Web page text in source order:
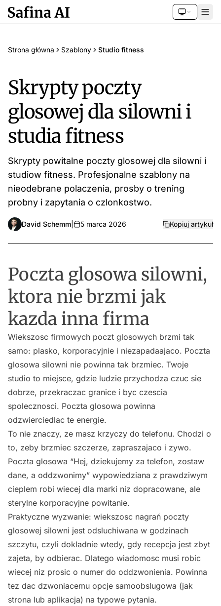
Strona główna Szablony Studio fitness
Skrypty poczty
glosowej dla silowni i
studia fitness
Skrypty powitalne poczty glosowej dla silowni i
studiow fitness. Profesjonalne szablony na
nieodebrane polaczenia, prosby o trening
probny i zapytania o czlonkostwo.
David Schemm 5 marca 2026 Kopiuj artykuł
Poczta glosowa silowni,
ktora nie brzmi jak
kazda inna firma
Wiekszosc firmowych poczt glosowych brzmi tak
samo: plasko, korporacyjnie i niezapadaajaco. Poczta
glosowa silowni nie powinna tak brzmiec. Twoje
studio to miejsce, gdzie ludzie przychodza czuc sie
dobrze, przekraczac granice i byc czescia
spolecznosci. Poczta glosowa powinna
odzwierciedlac te energie.
To nie znaczy, ze masz krzyczy do telefonu. Chodzi o
to, zeby brzmiec szczerze, zapraszajaco i zywo.
Poczta glosowa “Hej, dziekujemy za telefon, zostaw
dane, a oddzwonimy” wypowiedziana z prawdziwym
cieplem robi wiecej dla marki niz dopracowane, ale
sterylne korporacyjne powitanie.
Praktyczne wyzwanie: wiekszosc nagrań poczty
glosowej silowni jest odsluchiwana w godzinach
szczytu, czyli dokladnie wtedy, gdy recepcja jest zbyt
zajeta, by odbierac. Dlatego wiadomosc musi robic
wiecej niz prosic o numer do oddzwonienia. Powinna
tez dac dzwoniacemu opcje samoobslugowa (jak
strona lub aplikacja) na typowe pytania.